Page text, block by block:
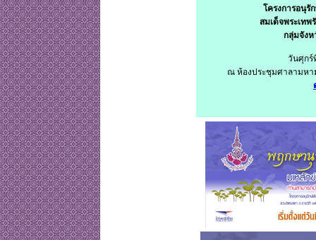
โครงการอนุรั
สมเด็จพระเท
กลุ่มจังห
วันศุกร์
ณ ห้องประชุมศาลามหา